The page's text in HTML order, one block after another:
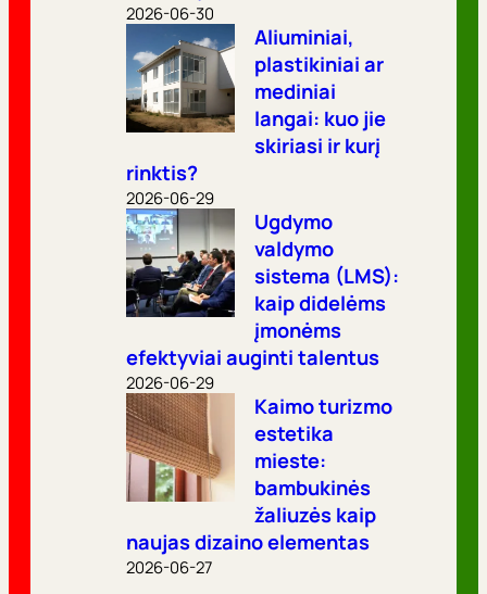
2026-06-30
Aliuminiai,
plastikiniai ar
mediniai
langai: kuo jie
skiriasi ir kurį
rinktis?
2026-06-29
Ugdymo
valdymo
sistema (LMS):
kaip didelėms
įmonėms
efektyviai auginti talentus
2026-06-29
Kaimo turizmo
estetika
mieste:
bambukinės
žaliuzės kaip
naujas dizaino elementas
2026-06-27